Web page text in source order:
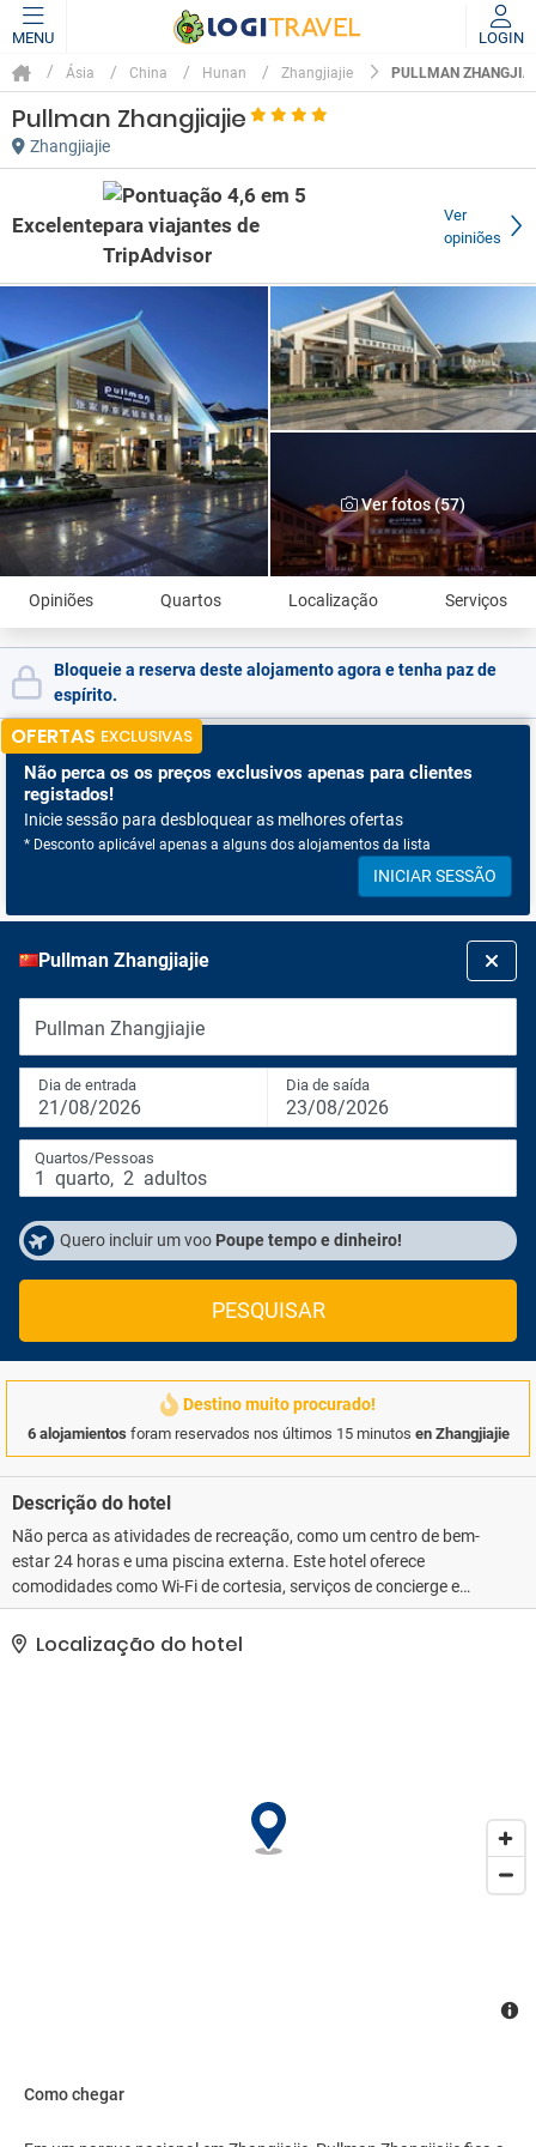
MENU LOGIN
Ásia China Hunan Zhangjiajie PULLMAN
Pullman Zhangjiajie
Zhangjiajie
Excelente
Ver
opiniões
Ver fotos (57)
Opiniões Quartos Localização Serviços
Bloqueie a reserva deste alojamento agora e tenha paz de
espírito.
OFERTAS EXCLUSIVAS
Não perca os os preços exclusivos apenas para clientes
registados!
Inicie sessão para desbloquear as melhores ofertas
* Desconto aplicável apenas a alguns dos alojamentos da lista
INICIAR SESSÃO
Pullman Zhangjiajie
Pullman Zhangjiajie
Dia de entrada
21/08/2026
Dia de saída
23/08/2026
Quartos/Pessoas
1 quarto, 2 adultos
Quero incluir um voo Poupe tempo e dinheiro!
PESQUISAR
Destino muito procurado!
6 alojamientos foram reservados nos últimos 15 minutos en Zhangjiajie
Descrição do hotel
Não perca as atividades de recreação, como um centro de bem-
estar 24 horas e uma piscina externa. Este hotel oferece
comodidades como Wi-Fi de cortesia, serviços de concierge e
serviços de casamento.. Para benefício de nossos clientes, foi
disponibilizada uma classificação com base em nosso sistema..
As comodidades presentes incluem acesso grátis à internet com
Localização do hotel
Como chegar